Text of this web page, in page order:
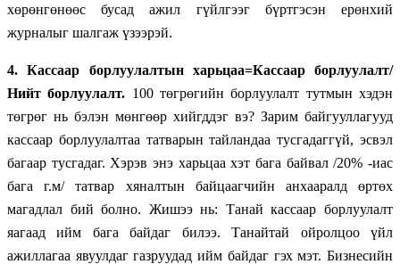
хөрөнгөнөөс бусад ажил гүйлгээг бүртгэсэн ерөнхий
журналыг шалгаж үзээрэй.
4.
Кассаар борлуулалтын харьцаа=Кассаар борлуулалт/
Нийт борлуулалт. 100 төгрөгийн борлуулалт тутмын хэдэн
төгрөг нь бэлэн мөнгөөр хийгддэг вэ? Зарим байгууллагууд
кассаар борлуулалтаа татварын тайландаа тусгадаггүй, эсвэл
багаар тусгадаг. Хэрэв энэ харьцаа хэт бага байвал /20% -иас
бага г.м/ татвар хяналтын байцаагчийн анхааралд өртөх
магадлал бий болно. Жишээ нь: Танай кассаар борлуулалт
яагаад ийм бага байдаг билээ. Танайтай ойролцоо үйл
ажиллагаа явуулдаг газруудад ийм байдаг гэх мэт. Бизнесийн